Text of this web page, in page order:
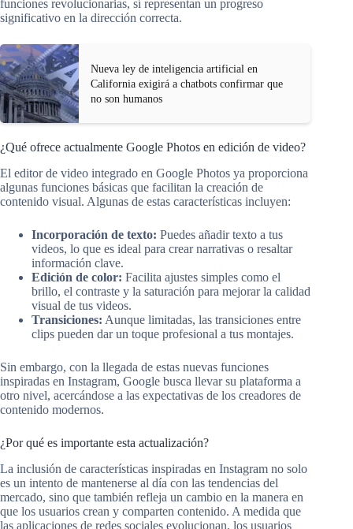
funciones revolucionarias, sí representan un progreso
significativo en la dirección correcta.
Nueva ley de inteligencia artificial en
California exigirá a chatbots confirmar que
no son humanos
¿Qué ofrece actualmente Google Photos en edición de video?
El editor de video integrado en Google Photos ya proporciona
algunas funciones básicas que facilitan la creación de
contenido visual. Algunas de estas características incluyen:
Incorporación de texto: Puedes añadir texto a tus
videos, lo que es ideal para crear narrativas o resaltar
información clave.
Edición de color: Facilita ajustes simples como el
brillo, el contraste y la saturación para mejorar la calidad
visual de tus videos.
Transiciones: Aunque limitadas, las transiciones entre
clips pueden dar un toque profesional a tus montajes.
Sin embargo, con la llegada de estas nuevas funciones
inspiradas en Instagram, Google busca llevar su plataforma a
otro nivel, acercándose a las expectativas de los creadores de
contenido modernos.
¿Por qué es importante esta actualización?
La inclusión de características inspiradas en Instagram no solo
es un intento de mantenerse al día con las tendencias del
mercado, sino que también refleja un cambio en la manera en
que los usuarios crean y comparten contenido. A medida que
las aplicaciones de redes sociales evolucionan, los usuarios